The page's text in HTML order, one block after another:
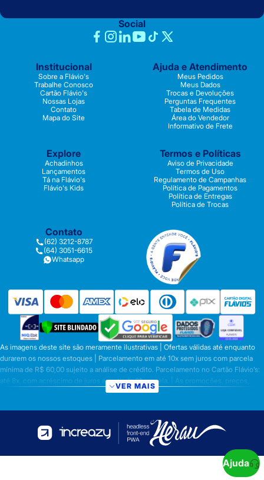
Social
Institucional
Sobre a Flávio's
Trabalhe Conosco
Cartão Flávio's
Nossas Lojas
Contato
Mapa do Site
Ajuda e Atendimento
Meus Pedidos
Meus Dados
Trocas e Devoluções
Perguntas Frequentes
Tabela de Medidas
Área do Vendedor
Informativo de Frete
Explore
Achadinhos
Lançamentos
Tá na Flávio's
Flávio's Kids
Termos e Políticas
Aviso de Privacidade
Termos de Uso
Regulamento de Campanhas
Política de Pagamentos
Política de Entregas
Política de Trocas
Contato
(62) 3212-8787
(64) 3051-6615
Whatsapp
As imagens deste site são meramente ilustrativas | Ofertas válidas até enquanto
durarem os nossos estoques | Parcelamento em até 10x sem juros com parcela
mínima de R$ 60,00 sujeito a análise de crédito. Parcelamento no Cartão Flávio’s:
até 8x, com acréscimo de juros a partir da 6ª parcela. | As promoções, preços,
parcelamentos e condições de pagamento são válidas apenas para compras
preços válidos para os produtos serão aqueles exibidos no ato da conclusão da
operação, conforme exibição, e desde que haja disponibilidade dos produtos |
Frete Grátis para compras em Goiás, DF com pedido mínimo de R$ 349,90,
demais Regiões do Brasil valor mínimo de R$ R$ 349,90. Promoção de Frete
Grátis só se aplica aos prazos fixos citado acima ou na tabela de frete. Prazo para a
VER MAIS
Ajuda